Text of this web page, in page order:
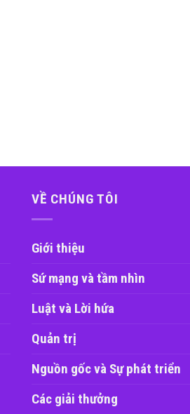
VỀ CHÚNG TÔI
Giới thiệu
Sứ mạng và tầm nhìn
Luật và Lời hứa
Quản trị
Nguồn gốc và Sự phát triển
Các giải thưởng